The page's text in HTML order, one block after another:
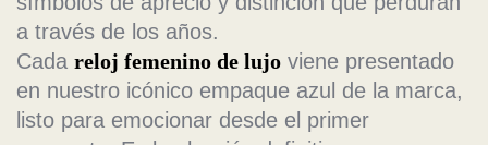
a través de los años.
Cada reloj femenino de lujo viene presentado
en nuestro icónico empaque azul de la marca,
listo para emocionar desde el primer